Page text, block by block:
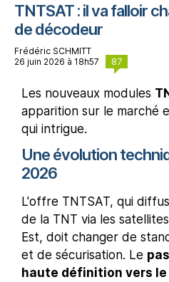
TNTSAT : il va falloir
de décodeur
Frédéric SCHMITT
26 juin 2026 à 18h57
87
Les nouveaux modules
apparition sur le marché
qui intrigue.
Une évolution
2026
L'offre TNTSAT, qui
de la TNT via les
Est, doit changer de
et de sécurisation. Le
haute définition vers le